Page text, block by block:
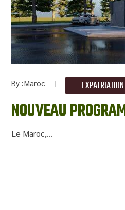
By Maroc EXPATRIATION
NOUVEAU
Le Maroc,...